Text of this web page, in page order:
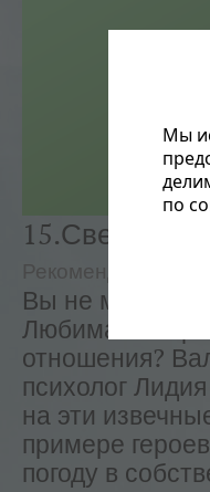
15.Свекрови,
Рекомендуемые
Вы не можете
Любимая тёща
отношения?
психолог
на эти
примере
погоду в
Мы
по